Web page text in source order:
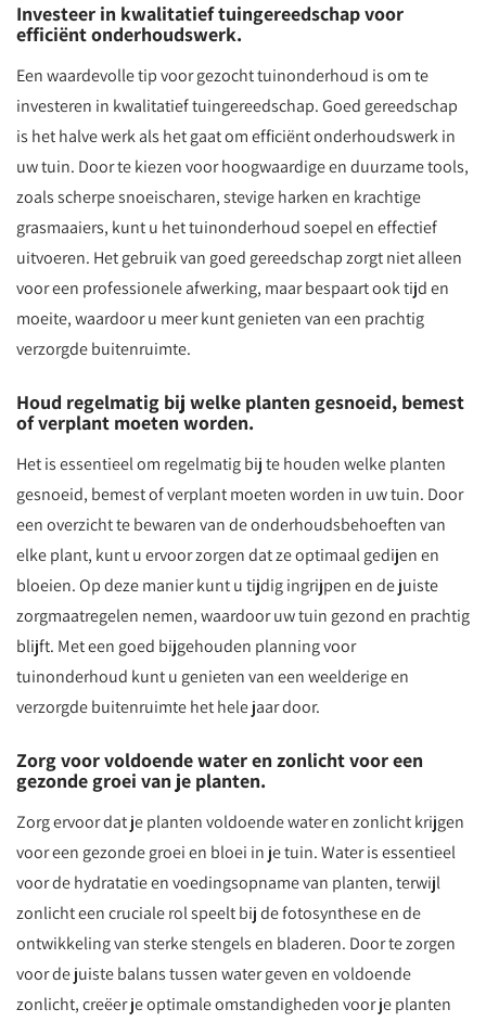
Investeer in kwalitatief tuingereedschap voor
efficiënt onderhoudswerk.
Een waardevolle tip voor gezocht tuinonderhoud is om te
investeren in kwalitatief tuingereedschap. Goed gereedschap
is het halve werk als het gaat om efficiënt onderhoudswerk in
uw tuin. Door te kiezen voor hoogwaardige en duurzame tools,
zoals scherpe snoeischaren, stevige harken en krachtige
grasmaaiers, kunt u het tuinonderhoud soepel en effectief
uitvoeren. Het gebruik van goed gereedschap zorgt niet alleen
voor een professionele afwerking, maar bespaart ook tijd en
moeite, waardoor u meer kunt genieten van een prachtig
verzorgde buitenruimte.
Houd regelmatig bij welke planten gesnoeid, bemest
of verplant moeten worden.
Het is essentieel om regelmatig bij te houden welke planten
gesnoeid, bemest of verplant moeten worden in uw tuin. Door
een overzicht te bewaren van de onderhoudsbehoeften van
elke plant, kunt u ervoor zorgen dat ze optimaal gedijen en
bloeien. Op deze manier kunt u tijdig ingrijpen en de juiste
zorgmaatregelen nemen, waardoor uw tuin gezond en prachtig
blijft. Met een goed bijgehouden planning voor
tuinonderhoud kunt u genieten van een weelderige en
verzorgde buitenruimte het hele jaar door.
Zorg voor voldoende water en zonlicht voor een
gezonde groei van je planten.
Zorg ervoor dat je planten voldoende water en zonlicht krijgen
voor een gezonde groei en bloei in je tuin. Water is essentieel
voor de hydratatie en voedingsopname van planten, terwijl
zonlicht een cruciale rol speelt bij de fotosynthese en de
ontwikkeling van sterke stengels en bladeren. Door te zorgen
voor de juiste balans tussen water geven en voldoende
zonlicht, creëer je optimale omstandigheden voor je planten